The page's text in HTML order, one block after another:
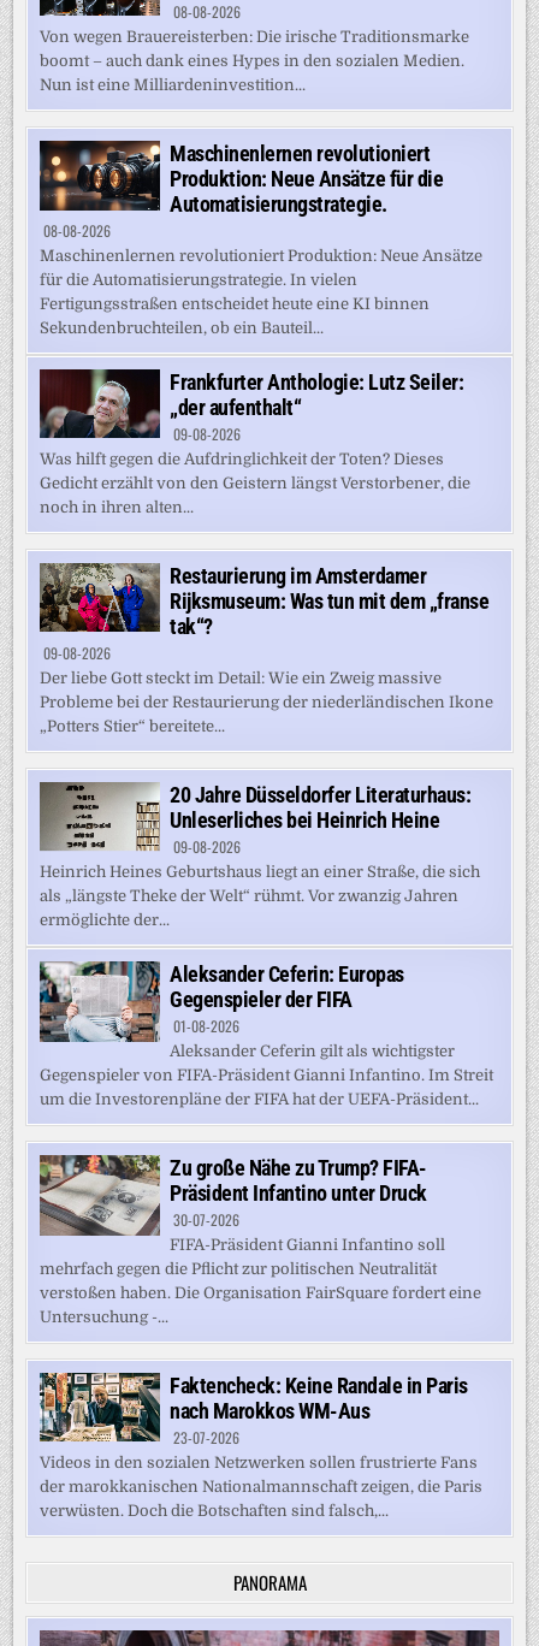
08-08-2026
Von wegen Brauereisterben: Die irische Traditionsmarke
boomt – auch dank eines Hypes in den sozialen Medien.
Nun ist eine Milliardeninvestition...
Maschinenlernen revolutioniert
Produktion: Neue Ansätze für die
Automatisierungstrategie.
08-08-2026
Maschinenlernen revolutioniert Produktion: Neue Ansätze
für die Automatisierungstrategie. In vielen
Fertigungsstraßen entscheidet heute eine KI binnen
Sekundenbruchteilen, ob ein Bauteil...
Frankfurter Anthologie: Lutz Seiler:
„der aufenthalt“
09-08-2026
Was hilft gegen die Aufdringlichkeit der Toten? Dieses
Gedicht erzählt von den Geistern längst Verstorbener, die
noch in ihren alten...
Restaurierung im Amsterdamer
Rijksmuseum: Was tun mit dem „franse
tak“?
09-08-2026
Der liebe Gott steckt im Detail: Wie ein Zweig massive
Probleme bei der Restaurierung der niederländischen Ikone
„Potters Stier“ bereitete...
20 Jahre Düsseldorfer Literaturhaus:
Unleserliches bei Heinrich Heine
09-08-2026
Heinrich Heines Geburtshaus liegt an einer Straße, die sich
als „längste Theke der Welt“ rühmt. Vor zwanzig Jahren
ermöglichte der...
Aleksander Ceferin: Europas
Gegenspieler der FIFA
01-08-2026
Aleksander Ceferin gilt als wichtigster
Gegenspieler von FIFA-Präsident Gianni Infantino. Im Streit
um die Investorenpläne der FIFA hat der UEFA-Präsident...
Zu große Nähe zu Trump? FIFA-
Präsident Infantino unter Druck
30-07-2026
FIFA-Präsident Gianni Infantino soll
mehrfach gegen die Pflicht zur politischen Neutralität
verstoßen haben. Die Organisation FairSquare fordert eine
Untersuchung -...
Faktencheck: Keine Randale in Paris
nach Marokkos WM-Aus
23-07-2026
Videos in den sozialen Netzwerken sollen frustrierte Fans
der marokkanischen Nationalmannschaft zeigen, die Paris
verwüsten. Doch die Botschaften sind falsch,...
PANORAMA